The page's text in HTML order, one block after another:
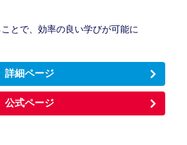
とで、効率の良い学びが可能に
詳細ページ
公式ページ